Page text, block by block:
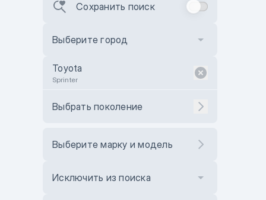
Сохранить поиск
Выберите город
Toyota
Sprinter
Выбрать поколение
Выберите марку и модель
Исключить из поиска